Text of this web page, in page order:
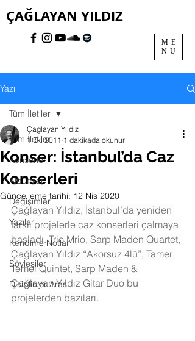
ME
NU
ÇAĞLAYAN YILDIZ
Yazı
Tüm İletiler
Konserler
Albümler
Değişimler
Yazılar
Kendime Notlar
Söyleşiler
Disiplinler Arası
Tüm İletiler
Konser: İstanbul’da Caz
Konserleri
Çağlayan Yıldız
1 Eki 2011 1 dakikada okunur
Güncelleme tarihi: 12 Nis 2020
Çağlayan Yıldız, İstanbul’da yeniden
farklı projelerle caz konserleri çalmaya
başladı. Trio Mrio, Sarp Maden Quartet,
Çağlayan Yıldız “Akorsuz 4lü”, Tamer
Temel Quintet, Sarp Maden &
Çağlayan Yıldız Gitar Duo bu
projelerden bazıları.